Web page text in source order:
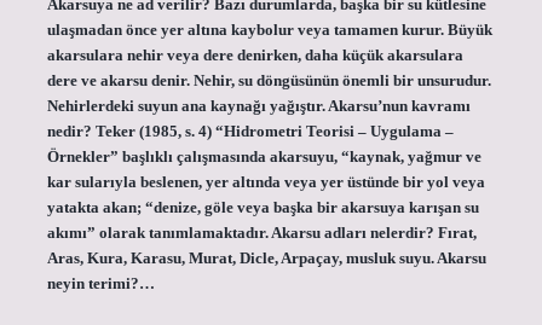
Akarsuya ne ad verilir? Bazı durumlarda, başka bir su kütlesine
ulaşmadan önce yer altına kaybolur veya tamamen kurur. Büyük
akarsulara nehir veya dere denirken, daha küçük akarsulara
dere ve akarsu denir. Nehir, su döngüsünün önemli bir unsurudur.
Nehirlerdeki suyun ana kaynağı yağıştır. Akarsu’nun kavramı
nedir? Teker (1985, s. 4) “Hidrometri Teorisi – Uygulama –
Örnekler” başlıklı çalışmasında akarsuyu, “kaynak, yağmur ve
kar sularıyla beslenen, yer altında veya yer üstünde bir yol veya
yatakta akan; “denize, göle veya başka bir akarsuya karışan su
akımı” olarak tanımlamaktadır. Akarsu adları nelerdir? Fırat,
Aras, Kura, Karasu, Murat, Dicle, Arpaçay, musluk suyu. Akarsu
neyin terimi?…